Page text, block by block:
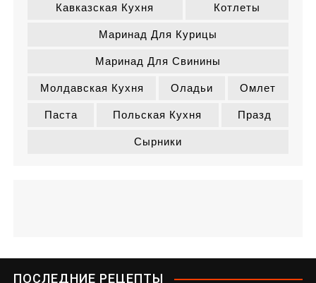
Кавказская Кухня Котлеты
Маринад Для Курицы
Маринад Для Свинины
Молдавская Кухня Оладьи Омлет
Паста Польская Кухня Празд
Сырники
ПОСЛЕДНИЕ РЕЦЕПТЫ